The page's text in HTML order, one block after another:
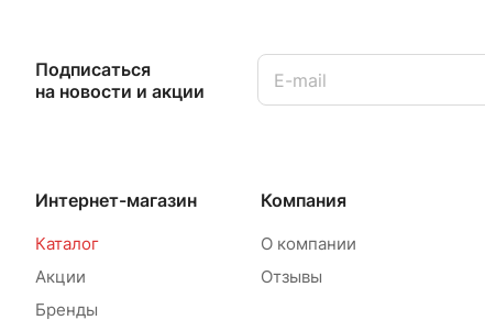
Подписаться
на новости и акции
Интернет-магазин
Каталог
Акции
Бренды
Компания
О компании
Отзывы